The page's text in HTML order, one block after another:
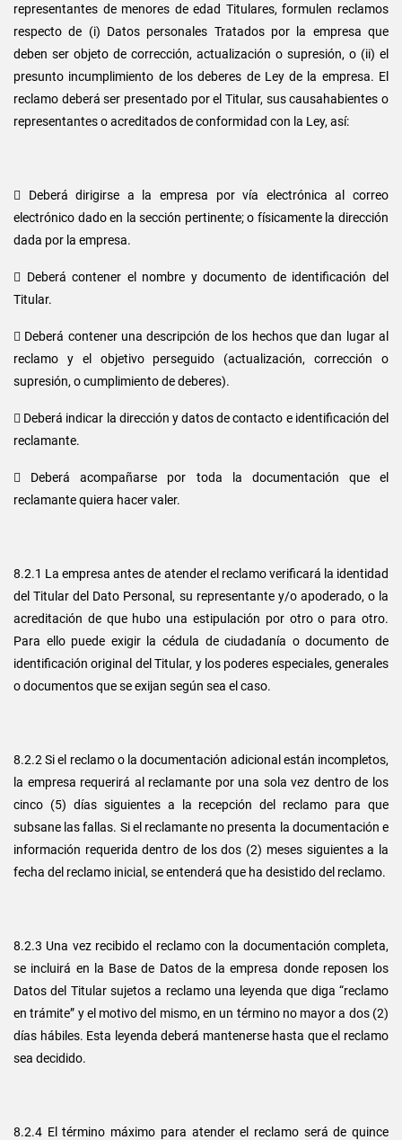
representantes de menores de edad Titulares, formulen reclamos
respecto de (i) Datos personales Tratados por la empresa que
deben ser objeto de corrección, actualización o supresión, o (ii) el
presunto incumplimiento de los deberes de Ley de la empresa. El
reclamo deberá ser presentado por el Titular, sus causahabientes o
representantes o acreditados de conformidad con la Ley, así:
 Deberá dirigirse a la empresa por vía electrónica al correo
electrónico dado en la sección pertinente; o físicamente la dirección
dada por la empresa.
 Deberá contener el nombre y documento de identificación del
Titular.
 Deberá contener una descripción de los hechos que dan lugar al
reclamo y el objetivo perseguido (actualización, corrección o
supresión, o cumplimiento de deberes).
 Deberá indicar la dirección y datos de contacto e identificación del
reclamante.
 Deberá acompañarse por toda la documentación que el
reclamante quiera hacer valer.
8.2.1 La empresa antes de atender el reclamo verificará la identidad
del Titular del Dato Personal, su representante y/o apoderado, o la
acreditación de que hubo una estipulación por otro o para otro.
Para ello puede exigir la cédula de ciudadanía o documento de
identificación original del Titular, y los poderes especiales, generales
o documentos que se exijan según sea el caso.
8.2.2 Si el reclamo o la documentación adicional están incompletos,
la empresa requerirá al reclamante por una sola vez dentro de los
cinco (5) días siguientes a la recepción del reclamo para que
subsane las fallas. Si el reclamante no presenta la documentación e
información requerida dentro de los dos (2) meses siguientes a la
fecha del reclamo inicial, se entenderá que ha desistido del reclamo.
8.2.3 Una vez recibido el reclamo con la documentación completa,
se incluirá en la Base de Datos de la empresa donde reposen los
Datos del Titular sujetos a reclamo una leyenda que diga “reclamo
en trámite” y el motivo del mismo, en un término no mayor a dos (2)
días hábiles. Esta leyenda deberá mantenerse hasta que el reclamo
sea decidido.
8.2.4 El término máximo para atender el reclamo será de quince